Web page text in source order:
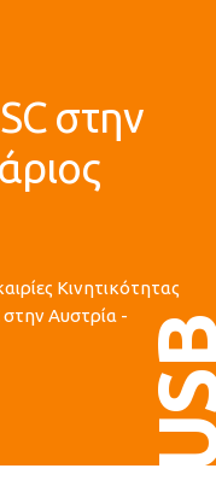
στην
Κινητικότητας
Αυστρία -